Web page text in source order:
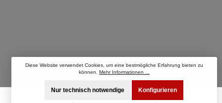
Diese Website verwendet Cookies, um eine bestmögliche Erfahrung bieten zu
können. Mehr Informationen ...
Nur technisch notwendige Konfigurieren